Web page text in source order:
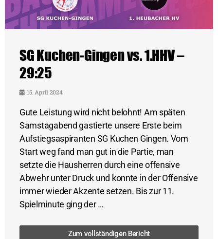
SG Kuchen-Gingen vs. 1.HHV –
29:25
15. April 2024
Gute Leistung wird nicht belohnt! Am späten
Samstagabend gastierte unsere Erste beim
Aufstiegsaspiranten SG Kuchen Gingen. Vom
Start weg fand man gut in die Partie, man
setzte die Hausherren durch eine offensive
Abwehr unter Druck und konnte in der Offensive
immer wieder Akzente setzen. Bis zur 11.
Spielminute ging der …
Zum vollständigen Bericht